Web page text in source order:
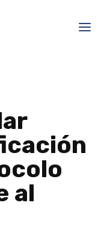
al